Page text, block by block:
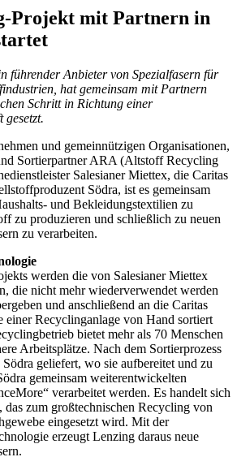
Projekt mit Partnern in
führender Anbieter von Spezialfasern für
hat gemeinsam mit Partnern
Schritt in Richtung einer
gesetzt.
und gemeinnützigen Organisationen,
Sortierpartner ARA (Altstoff Recycling
Salesianer Miettex, die Caritas
Södra, ist es gemeinsam
und Bekleidungstextilien zu
zu produzieren und schließlich zu neuen
zu verarbeiten.
werden die von Salesianer Miettex
die nicht mehr wiederverwendet werden
und anschließend an die Caritas
einer Recyclinganlage von Hand sortiert
bietet mehr als 70 Menschen
Arbeitsplätze. Nach dem Sortierprozess
geliefert, wo sie aufbereitet und zu
gemeinsam weiterentwickelten
verarbeitet werden. Es handelt sich
das zum großtechnischen Recycling von
eingesetzt wird. Mit der
erzeugt Lenzing daraus neue